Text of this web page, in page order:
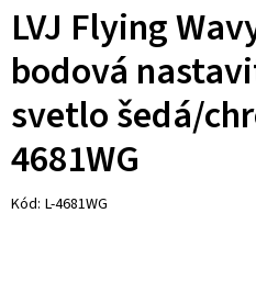
LVJ Flying
bodová
svetlo šedá/
4681WG
Kód: L-4681WG